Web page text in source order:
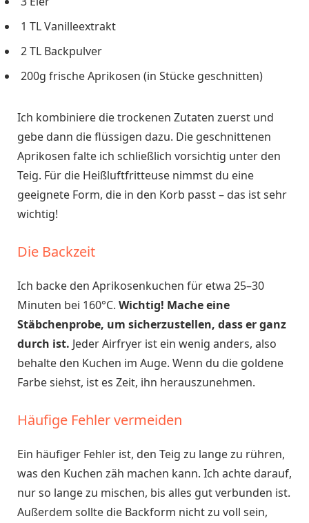
1 TL Vanilleextrakt
2 TL Backpulver
200g frische Aprikosen (in Stücke geschnitten)
Ich kombiniere die trockenen Zutaten zuerst und
gebe dann die flüssigen dazu. Die geschnittenen
Aprikosen falte ich schließlich vorsichtig unter den
Teig. Für die Heißluftfritteuse nimmst du eine
geeignete Form, die in den Korb passt – das ist sehr
wichtig!
Die Backzeit
Ich backe den Aprikosenkuchen für etwa 25–30
Minuten bei 160°C. Wichtig! Mache eine
Stäbchenprobe, um sicherzustellen, dass er ganz
durch ist. Jeder Airfryer ist ein wenig anders, also
behalte den Kuchen im Auge. Wenn du die goldene
Farbe siehst, ist es Zeit, ihn herauszunehmen.
Häufige Fehler vermeiden
Ein häufiger Fehler ist, den Teig zu lange zu rühren,
was den Kuchen zäh machen kann. Ich achte darauf,
nur so lange zu mischen, bis alles gut verbunden ist.
Außerdem sollte die Backform nicht zu voll sein,